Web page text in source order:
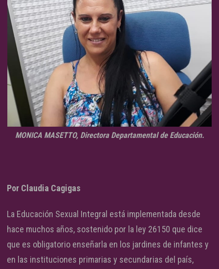
MONICA MASETTO, Directora Departamental de Educación.
Por Claudia Cagigas
La Educación Sexual Integral está implementada desde
hace muchos años, sostenido por la ley 26150 que dice
que es obligatorio enseñarla en los jardines de infantes y
en las instituciones primarias y secundarias del país,